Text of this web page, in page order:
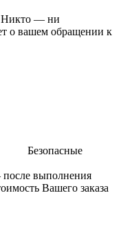
Никто — ни
о вашем обращении к
Безопасные
выполнения
Вашего заказа